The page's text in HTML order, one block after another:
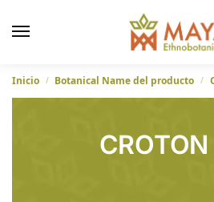
Inicio / Botanical Name del producto /